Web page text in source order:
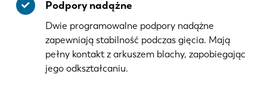
Podpory nadążne
Dwie programowalne podpory nadążne
zapewniają stabilność podczas gięcia. Mają
pełny kontakt z arkuszem blachy, zapobiegając
jego odkształcaniu.